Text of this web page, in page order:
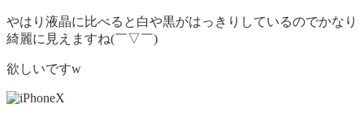
やはり液晶に比べると白や黒がはっきりしているのでかなり
綺麗に見えますね(￣▽￣)
欲しいですw